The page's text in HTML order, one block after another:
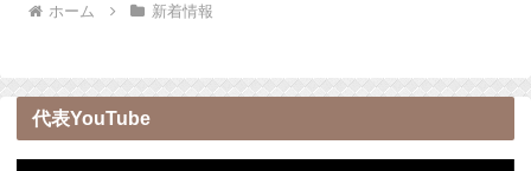
ホーム 新着情報
代表YouTube